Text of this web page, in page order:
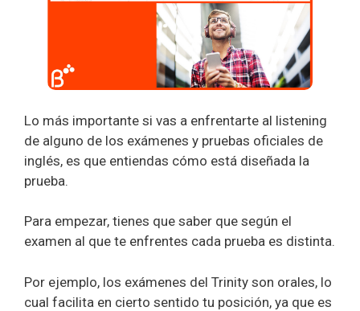
Lo más importante si vas a enfrentarte al listening
de alguno de los exámenes y pruebas oficiales de
inglés, es que entiendas cómo está diseñada la
prueba.
Para empezar, tienes que saber que según el
examen al que te enfrentes cada prueba es distinta.
Por ejemplo, los exámenes del Trinity son orales, lo
cual facilita en cierto sentido tu posición, ya que es